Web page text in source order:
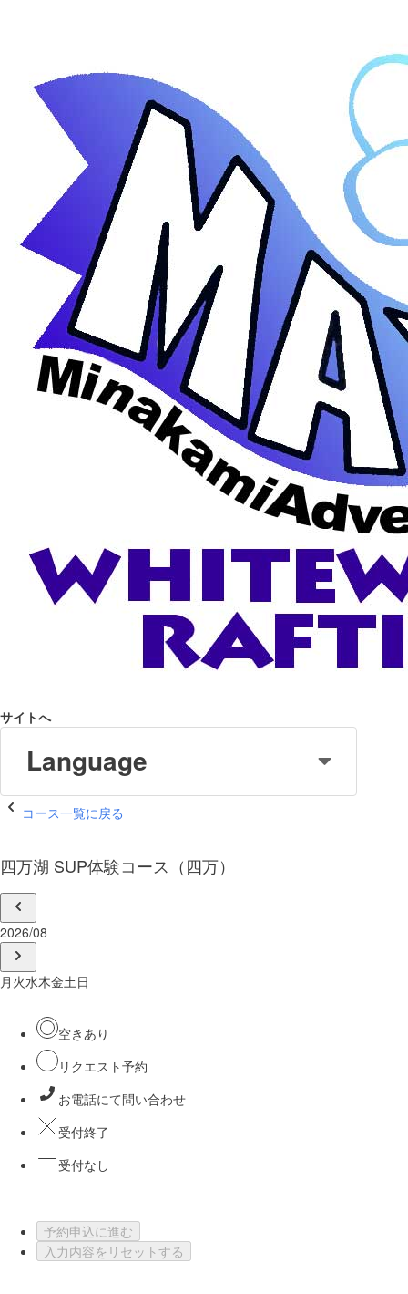
サイトへ
Language
コース一覧に戻る
四万湖 SUP体験コース（四万）
2026/08
月 火水木金土日
空きあり
リクエスト予約
お電話にて問い合わせ
受付終了
受付なし
予約申込に進む
入力内容をリセットする